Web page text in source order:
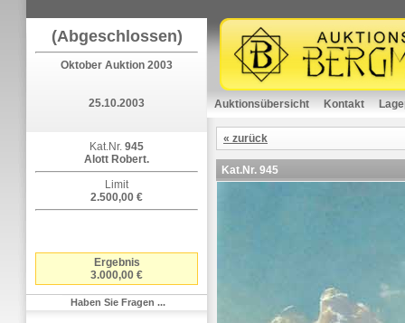
(Abgeschlossen)
Oktober Auktion 2003
25.10.2003
Kat.Nr. 945
Alott Robert.
Limit
2.500,00 €
Ergebnis
3.000,00 €
Haben Sie Fragen ...
Auktionsübersicht Kontakt
« zurück
Kat.Nr. 945